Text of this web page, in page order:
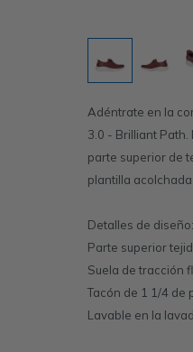
Adéntrate en la
3.0 - Brilliant
parte superior de
plantilla
Detalles de diseño:
Parte superior
Suela de tracción
Tacón de 1 1/4 de
Lavable en la